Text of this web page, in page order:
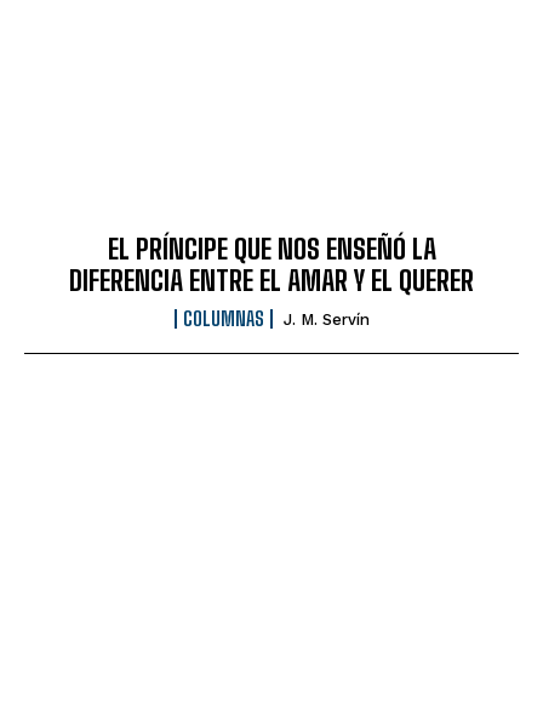
EL PRÍNCIPE QUE NOS ENSEÑÓ LA
DIFERENCIA ENTRE EL AMAR Y EL QUERER
COLUMNAS J. M. Servín